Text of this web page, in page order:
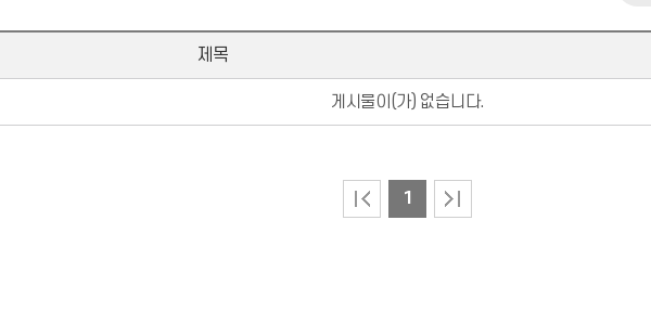
제목
게시물이(가) 없습니다.
1